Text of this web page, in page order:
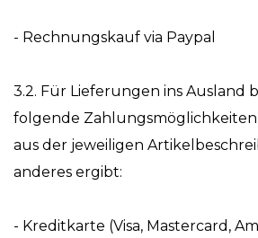
- Rechnungskauf via Paypal
3.2. Für Lieferungen ins Ausland
folgende Zahlungsmöglichkeiten
aus der jeweiligen
anderes ergibt:
- Kreditkarte (Visa, Mastercard,